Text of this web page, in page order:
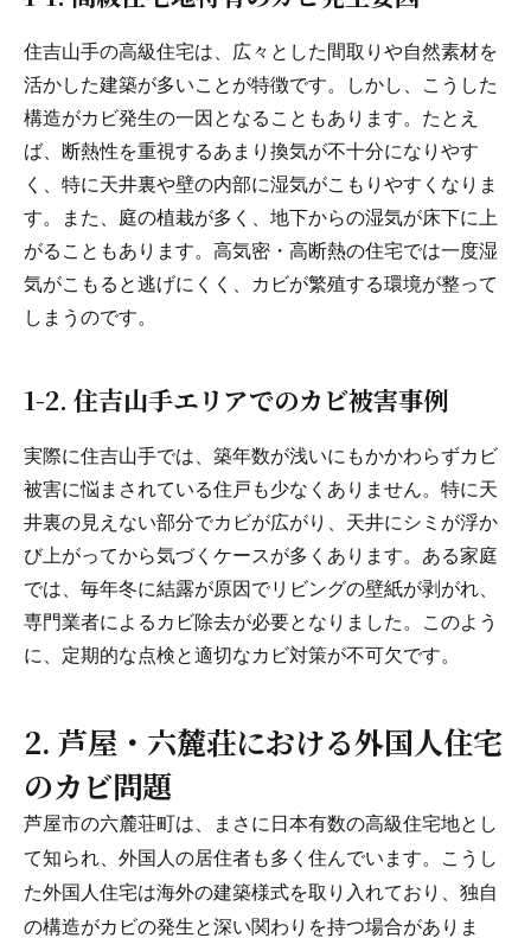
住吉山手の高級住宅は、広々とした間取りや自然素材を
活かした建築が多いことが特徴です。しかし、こうした
構造がカビ発生の一因となることもあります。たとえ
ば、断熱性を重視するあまり換気が不十分になりやす
く、特に天井裏や壁の内部に湿気がこもりやすくなりま
す。また、庭の植栽が多く、地下からの湿気が床下に上
がることもあります。高気密・高断熱の住宅では一度湿
気がこもると逃げにくく、カビが繁殖する環境が整って
しまうのです。
1-2. 住吉山手エリアでのカビ被害事例
実際に住吉山手では、築年数が浅いにもかかわらずカビ
被害に悩まされている住戸も少なくありません。特に天
井裏の見えない部分でカビが広がり、天井にシミが浮か
び上がってから気づくケースが多くあります。ある家庭
では、毎年冬に結露が原因でリビングの壁紙が剥がれ、
専門業者によるカビ除去が必要となりました。このよう
に、定期的な点検と適切なカビ対策が不可欠です。
2. 芦屋・六麓荘における外国人住宅
のカビ問題
芦屋市の六麓荘町は、まさに日本有数の高級住宅地とし
て知られ、外国人の居住者も多く住んでいます。こうし
た外国人住宅は海外の建築様式を取り入れており、独自
の構造がカビの発生と深い関わりを持つ場合がありま